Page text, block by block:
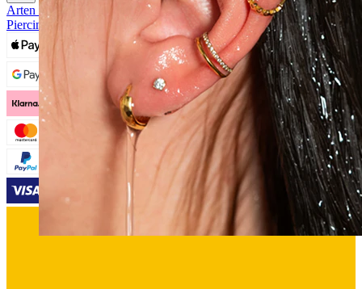
Arten von Piercings Materialien für PiercingschmuckAllgemeine
Piercingprobleme und Pflege